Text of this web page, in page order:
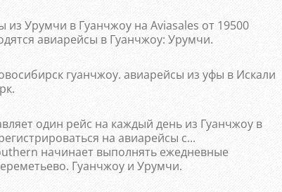
Урумчи в Гуанчжоу на Aviasales от 19500
авиарейсы в Гуанчжоу: Урумчи.
гуанчжоу. авиарейсы из уфы в Искали
один рейс на каждый день из Гуанчжоу в
на авиарейсы с...
начинает выполнять ежедневные
Гуанчжоу и Урумчи.